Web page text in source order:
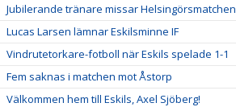
Jubilerande tränare missar Helsingörsmatchen
Lucas Larsen lämnar Eskilsminne IF
Vindrutetorkare-fotboll när Eskils spelade 1-1
Fem saknas i matchen mot Åstorp
Välkommen hem till Eskils, Axel Sjöberg!